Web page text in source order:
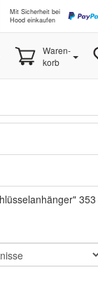
Mit Sicherheit bei
Hood einkaufen
Waren-
korb